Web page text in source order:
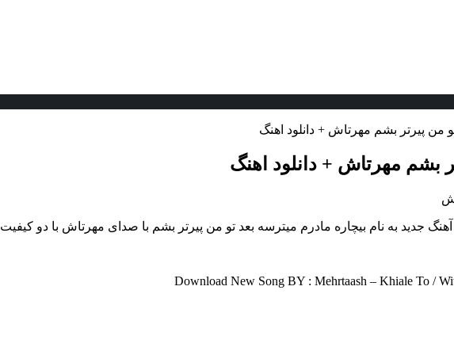
من پیرتر بشم مهرتاش + دانلود اهنگ
بشم مهرتاش + دانلود اهنگ
به نام بیچاره مادرم میترسه بعد تو من پیرتر بشم با صدای مهرتاش با دو کیفیت ۳۲۰ و ۱۲۸ بهمراه متن
Download New Song BY : Mehrtaash – Khiale To /